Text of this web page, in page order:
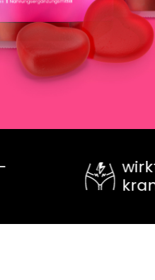
krampflösend